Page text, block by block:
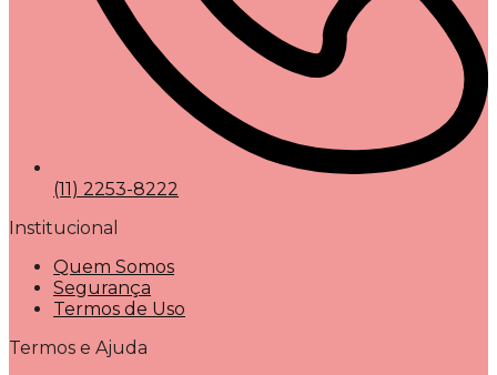
(11) 2253-8222
Institucional
Quem Somos
Segurança
Termos de Uso
Termos e Ajuda